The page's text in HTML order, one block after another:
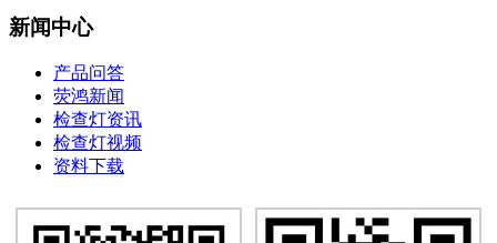
新闻中心
产品问答
荧鸿新闻
检查灯资讯
检查灯视频
资料下载